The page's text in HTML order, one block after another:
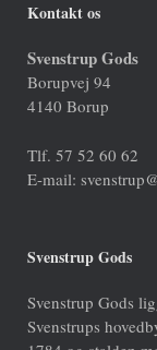
Kontakt os
Svenstrup Gods
Borupvej 94
4140 Borup
Tlf. 57 52 60 62
E-mail:
Svenstrup Gods
Svenstrup Gods
Svenstrups